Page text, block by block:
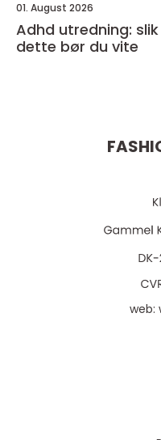
01. August 2026
Adhd utredning:
dette bør du vite
web: